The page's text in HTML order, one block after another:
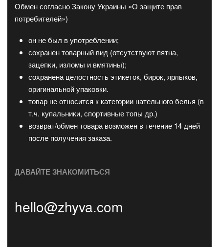
Обмен согласно Закону Украины «О защите прав
потребителей»)
он не был в употреблении;
сохранен товарный вид (отсутствуют пятна,
зацепки, изломы и вмятины);
сохранена целостность этикеток, бирок, ярлыков,
оригинальной упаковки.
товар не относится к категории нательного белья (в
т.ч. купальники, спортивные топы др.)
возврат/обмен товара возможен в течение 14 дней
после получения заказа.
ДАВАЙТЕ ЗНАКОМИТЬСЯ
hello@zhyva.com